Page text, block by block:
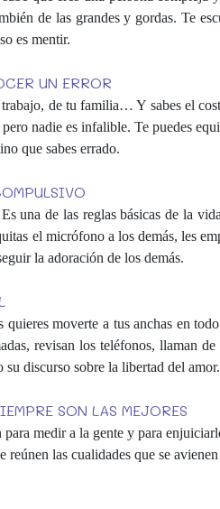
de las grandes y gordas. Te
es mentir.
UN ERROR
de tu familia… Y sabes el
nadie es infalible. Te puedes
que sabes errado.
una de las reglas básicas de la
el micrófono a los demás, les
la adoración de los demás.
quieres moverte a tus anchas en
revisan los teléfonos, llaman
su discurso sobre la libertad del amor.
SON LAS MEJORES
medir a la gente y para
reúnen las cualidades que se